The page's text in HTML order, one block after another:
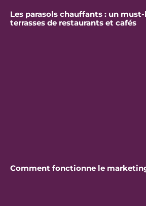
Les parasols chauffants : un
terrasses de restaurants et cafés
Comment fonctionne le